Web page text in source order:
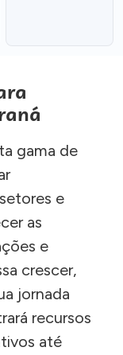
gama de
e
as
e
crescer,
jornada
recursos
até